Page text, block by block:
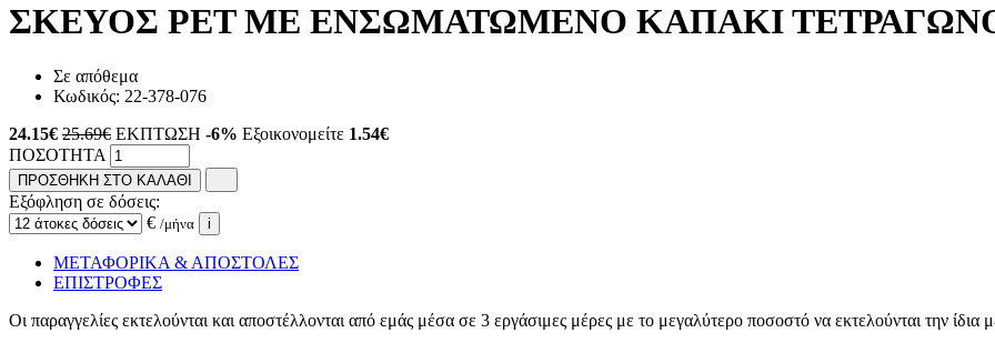
ΣΚΕΥΟΣ PET ΜΕ ΕΝΣΩΜΑΤΩΜΕΝΟ ΚΑΠΑΚΙ ΤΕΤΡΑΓΩΝΟ
Σε απόθεμα
Κωδικός: 22-378-076
24.15€ 25.69€ ΕΚΠΤΩΣΗ -6% Εξοικονομείτε 1.54€
ΠΟΣΟΤΗΤΑ
ΠΡΟΣΘΗΚΗ ΣΤΟ ΚΑΛΑΘΙ
Εξόφληση σε δόσεις:
€ /μήνα i
ΜΕΤΑΦΟΡΙΚΑ & ΑΠΟΣΤΟΛΕΣ
ΕΠΙΣΤΡΟΦΕΣ
Οι παραγγελίες εκτελούνται και αποστέλλονται από εμάς μέσα σε 3 εργάσιμες μέρες με το μεγαλύτερο ποσοστό να εκτελούνται την ίδια